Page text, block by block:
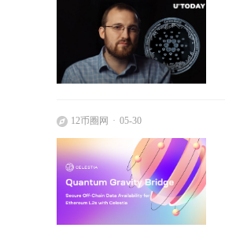
12币圈网 05-30